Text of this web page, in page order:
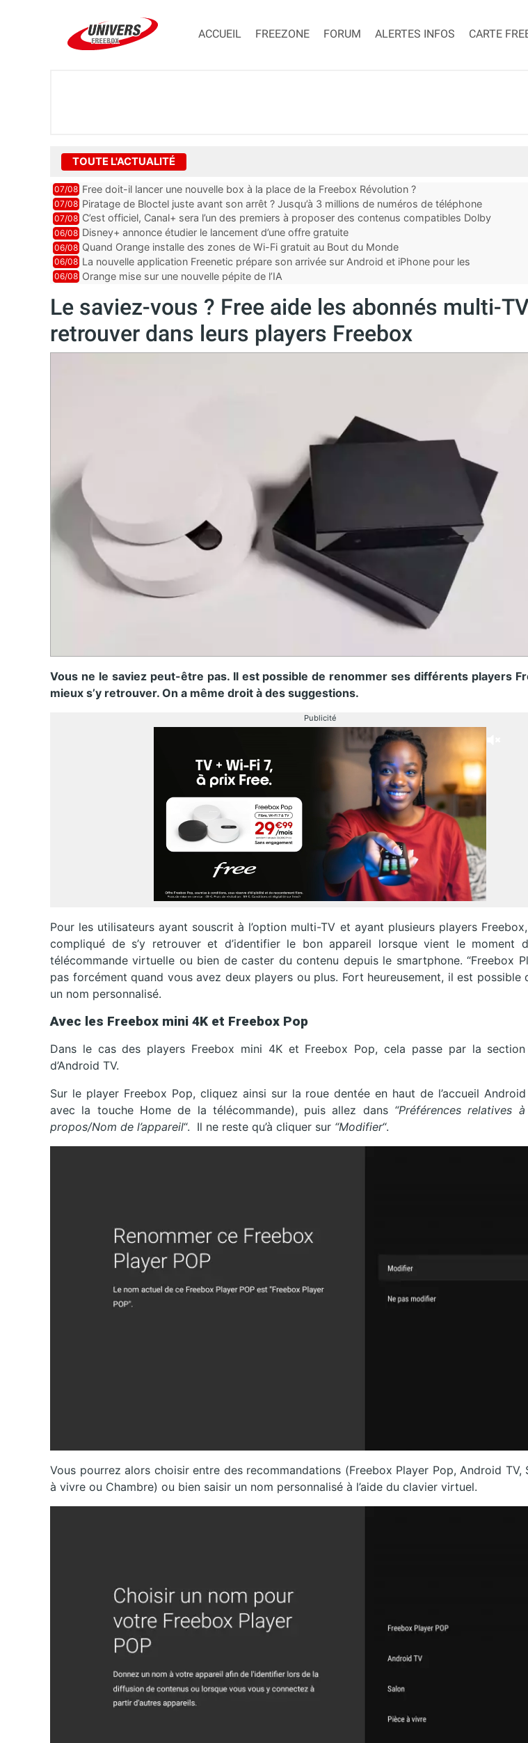
ACCUEIL FREEZONE FORUM ALERTES INFOS CARTE
TOUTE L'ACTUALITÉ
07/08 Free doit-il lancer une nouvelle box à la place de la Freebox Révolution ?
07/08 Piratage de Bloctel juste avant son arrêt ? Jusqu’à 3 millions de numéros de téléphone
auraient fuité
07/08 C’est officiel, Canal+ sera l’un des premiers à proposer des contenus compatibles Dolby
Vision 2
06/08 Disney+ annonce étudier le lancement d’une offre gratuite
06/08 Quand Orange installe des zones de Wi-Fi gratuit au Bout du Monde
06/08 La nouvelle application Freenetic prépare son arrivée sur Android et iPhone pour les
abonnés Freebox, testez la
06/08 Orange mise sur une nouvelle pépite de l’IA
Le saviez-vous ? Free aide les abonnés multi-
retrouver dans leurs players Freebox
Vous ne le saviez peut-être pas. Il est possible de renommer ses différents players
mieux s’y retrouver. On a même droit à des suggestions.
Publicité
Pour les utilisateurs ayant souscrit à l’option multi-TV et ayant plusieurs players
compliqué de s’y retrouver et d’identifier le bon appareil lorsque vient le moment
télécommande virtuelle ou bien de caster du contenu depuis le smartphone. “Freebox
pas forcément quand vous avez deux players ou plus. Fort heureusement, il est possible
un nom personnalisé.
Avec les Freebox mini 4K et Freebox Pop
Dans le cas des players Freebox mini 4K et Freebox Pop, cela passe par la section
d’Android TV.
Sur le player Freebox Pop, cliquez ainsi sur la roue dentée en haut de l’accueil
avec la touche Home de la télécommande), puis allez dans “Préférences relatives à
propos/Nom de l’appareil“. Il ne reste qu’à cliquer sur “Modifier“.
Vous pourrez alors choisir entre des recommandations (Freebox Player Pop, Android TV,
à vivre ou Chambre) ou bien saisir un nom personnalisé à l’aide du clavier virtuel.